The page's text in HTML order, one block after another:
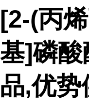
[2-(丙
基]磷酸
品,优势